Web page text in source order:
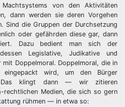
von den Aktivitäten
dann werden sie deren Vorgehen
Sind die Gruppen der Durchsetzung
oder gefährden diese gar, dann
Dazu bedient man sich der
Legislative, Judikative und
Doppelmoral. Doppelmoral, die in
eingepackt wird, um den Bürger
Das klingt dann — wir zitieren
rechtlichen Medien, die sich so gern
rühmen — in etwa so: